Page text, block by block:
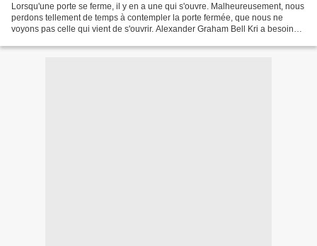
Lorsqu'une porte se ferme, il y en a une qui s'ouvre. Malheureusement, nous
perdons tellement de temps à contempler la porte fermée, que nous ne
voyons pas celle qui vient de s'ouvrir. Alexander Graham Bell Kri a besoin